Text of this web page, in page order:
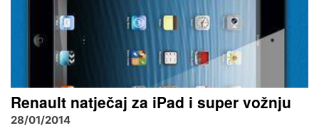
Renault natječaj za iPad i super vožnju
28/01/2014